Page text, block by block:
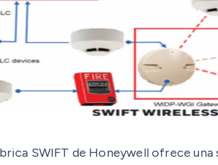
SWIFT de Honeywell ofrece